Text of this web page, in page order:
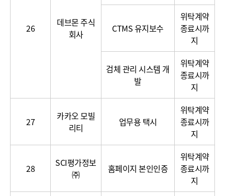
26
데브몬 주식
회사
CTMS 유지보수
위탁계약
종료시까
지
검체 관리 시스템 개
발
위탁계약
종료시까
지
27
카카오 모빌
리티
업무용 택시
위탁계약
종료시까
지
28
SCI평가정보
㈜
홈페이지 본인인증
위탁계약
종료시까
지